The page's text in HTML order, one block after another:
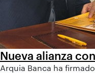
Nueva alianza
Arquia Banca ha